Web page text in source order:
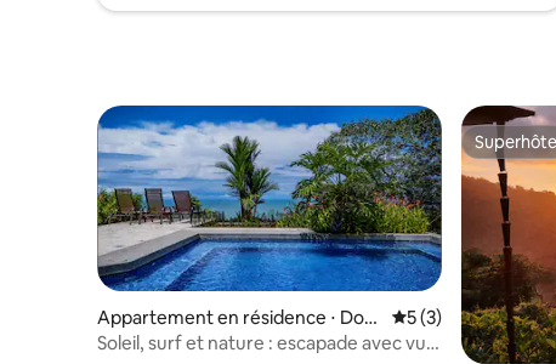
Appartement en résidence ⋅ Dom
inicalito
Évaluation
5 (3)
Soleil, surf et nature : escapade avec vue
Superhôte
Superhôte